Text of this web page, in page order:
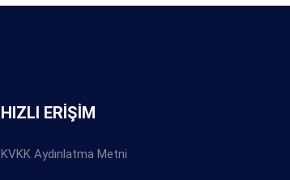
HIZLI ERİŞİM
KVKK Aydınlatma Metni